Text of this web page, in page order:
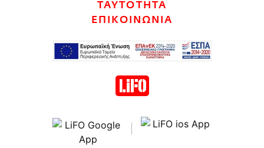
ΤΑΥΤΟΤΗΤΑ
ΕΠΙΚΟΙΝΩΝΙΑ